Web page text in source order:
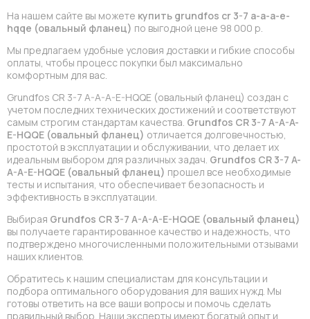
На нашем сайте вы можете купить grundfos cr 3-7 a-a-a-e-
hqqe (овальный фланец) по выгодной цене 98 000 р.
Мы предлагаем удобные условия доставки и гибкие способы
оплаты, чтобы процесс покупки был максимально
комфортным для вас.
Grundfos CR 3-7 A-A-A-E-HQQE (овальный фланец) создан с
учетом последних технических достижений и соответствуют
самым строгим стандартам качества. Grundfos CR 3-7 A-A-A-
E-HQQE (овальный фланец) отличается долговечностью,
простотой в эксплуатации и обслуживании, что делает их
идеальным выбором для различных задач. Grundfos CR 3-7 A-
A-A-E-HQQE (овальный фланец) прошел все необходимые
тесты и испытания, что обеспечивает безопасность и
эффективность в эксплуатации.
Выбирая Grundfos CR 3-7 A-A-A-E-HQQE (овальный фланец)
вы получаете гарантированное качество и надежность, что
подтверждено многочисленными положительными отзывами
наших клиентов.
Обратитесь к нашим специалистам для консультации и
подбора оптимального оборудования для ваших нужд. Мы
готовы ответить на все ваши вопросы и помочь сделать
правильный выбор. Наши эксперты имеют богатый опыт и